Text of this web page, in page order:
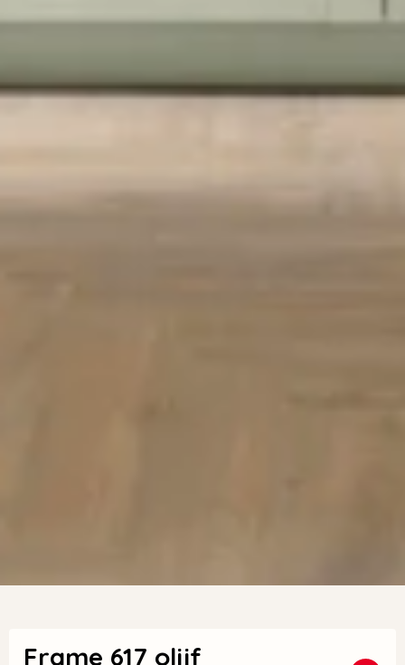
Frame 617 olijf